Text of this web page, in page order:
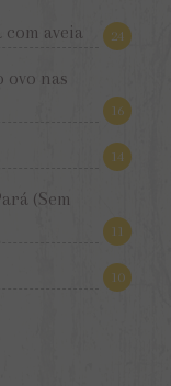
aveia 24
ovo nas
16
14
(Sem
11
10